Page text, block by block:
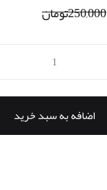
250,000تومان
اضافه به سبد خرید